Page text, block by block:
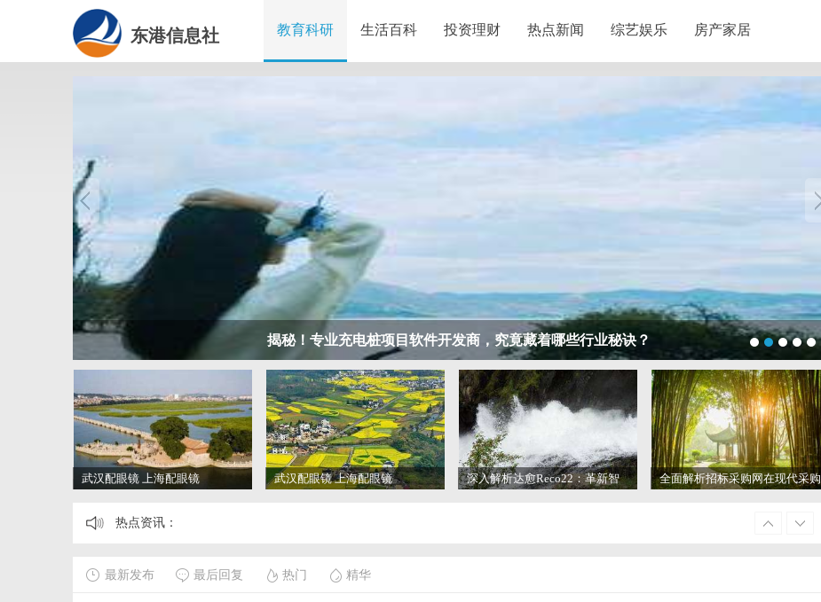
东港信息社 教育科研 生活百科 投资理财 热点新闻 综艺娱乐 房产家居
开店最怕“搜不到”为什么隔壁店铺没花钱，ai却天天给他免费派单？
武汉配眼镜 上海配眼镜 武汉配眼镜 上海配眼镜
深入解析达愈Reco22：革新智
全面解析招标采购网在现代采购
热点资讯：
最新发布 最后回复 热门 精华